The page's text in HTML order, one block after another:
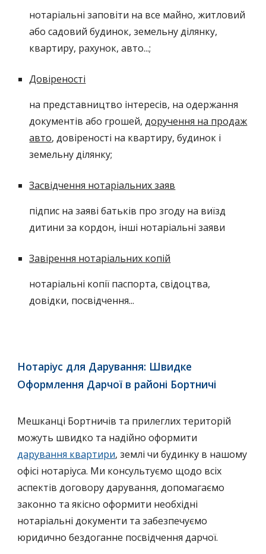
нотаріальні заповіти на все майно, житловий
або садовий будинок, земельну ділянку,
квартиру, рахунок, авто...;
Довіреності
на представництво інтересів, на одержання
документів або грошей,доручення на продаж
авто, довіреності на квартиру, будинок і
земельну ділянку;
Засвідчення нотаріальних заяв
підпис на заяві батьків про згоду на виїзд
дитини за кордон, інші нотаріальні заяви
Завірення нотаріальних копій
нотаріальні копії паспорта, свідоцтва,
довідки, посвідчення...
Нотаріус для Дарування: Швидке
Оформлення Дарчої в районі Бортничі
Мешканці Бортничів та прилеглих територій
можуть швидко та надійно оформити
дарування квартири, землі чи будинку в нашому
офісі нотаріуса. Ми консультуємо щодо всіх
аспектів договору дарування, допомагаємо
законно та якісно оформити необхідні
нотаріальні документи та забезпечуємо
юридично бездоганне посвідчення дарчої.